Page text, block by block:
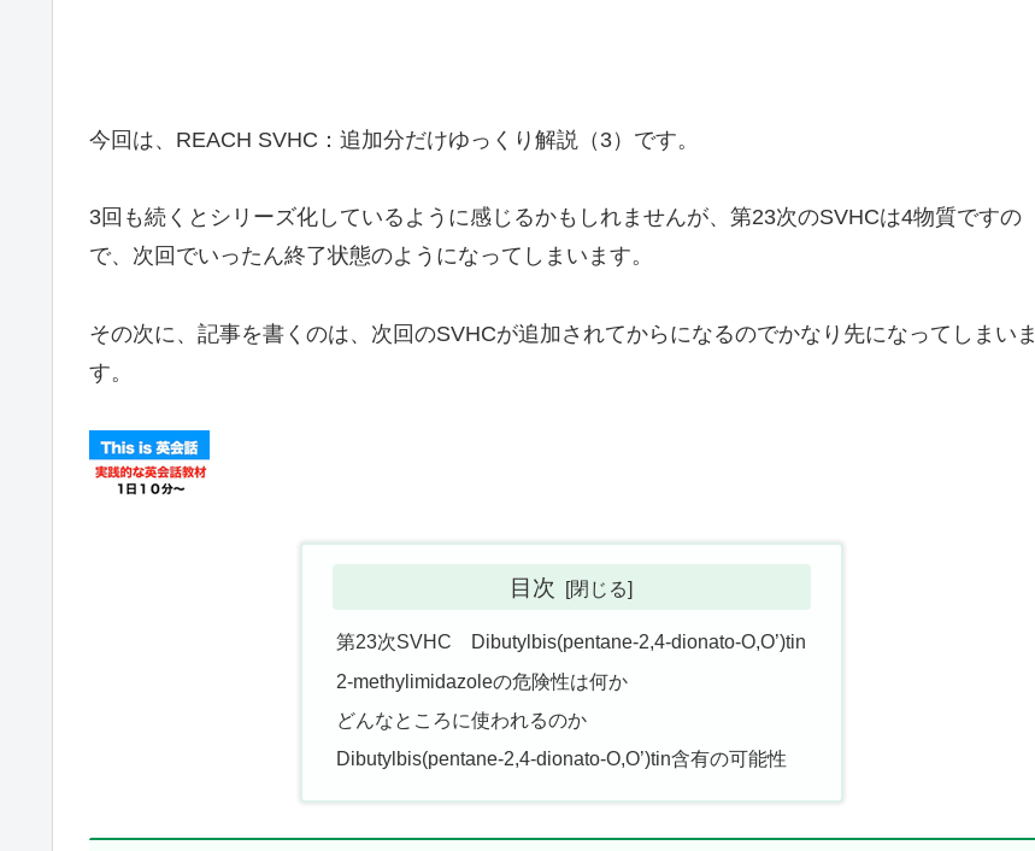
今回は、REACH SVHC：追加分だけゆっくり解説（3）です。
3回も続くとシリーズ化しているように感じるかもしれませんが、第23次のSVHCは4物質ですの
で、次回でいったん終了状態のようになってしまいます。
その次に、記事を書くのは、次回のSVHCが追加されてからになるのでかなり先になってしまいま
す。
目次
第23次SVHC Dibutylbis(pentane-2,4-dionato-O,O’)tin
2-methylimidazoleの危険性は何か
どんなところに使われるのか
Dibutylbis(pentane-2,4-dionato-O,O’)tin含有の可能性